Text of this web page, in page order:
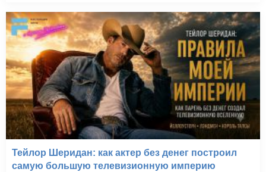
Тейлор Шеридан: как актер без денег построил
самую большую телевизионную империю